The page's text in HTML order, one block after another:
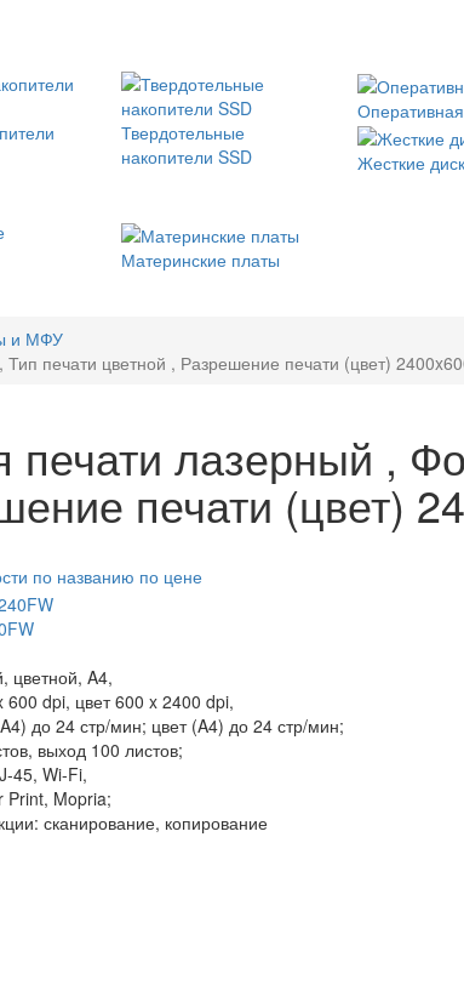
Твердотельные
накопители SSD
Жесткие
Материнские платы
и МФУ
печати цветной , Разрешение печати (цвет)
лазерный ,
печати (цвет)
по названию по цене
цветной, A4,
600 dpi, цвет 600 x 2400 dpi,
до 24 стр/мин; цвет (A4) до 24 стр/мин;
выход 100 листов;
45, Wi-Fi,
Print, Mopria;
сканирование, копирование